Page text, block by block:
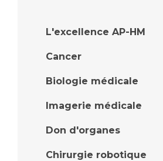
L'excellence AP-HM
Cancer
Biologie médicale
Imagerie médicale
Don d'organes
Chirurgie robotique